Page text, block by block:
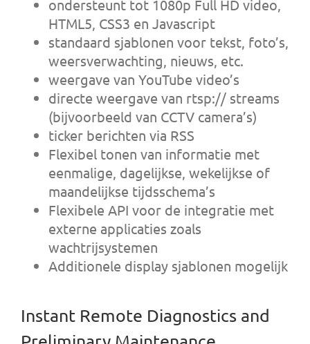
ondersteunt tot 1080p Full HD video,
HTML5, CSS3 en Javascript
standaard sjablonen voor tekst, foto’s,
weersverwachting, nieuws, etc.
weergave van YouTube video’s
directe weergave van rtsp:// streams
(bijvoorbeeld van CCTV camera’s)
ticker berichten via RSS
Flexibel tonen van informatie met
eenmalige, dagelijkse, wekelijkse of
maandelijkse tijdsschema’s
Flexibele API voor de integratie met
externe applicaties zoals
wachtrijsystemen
Additionele display sjablonen mogelijk
Instant Remote Diagnostics and